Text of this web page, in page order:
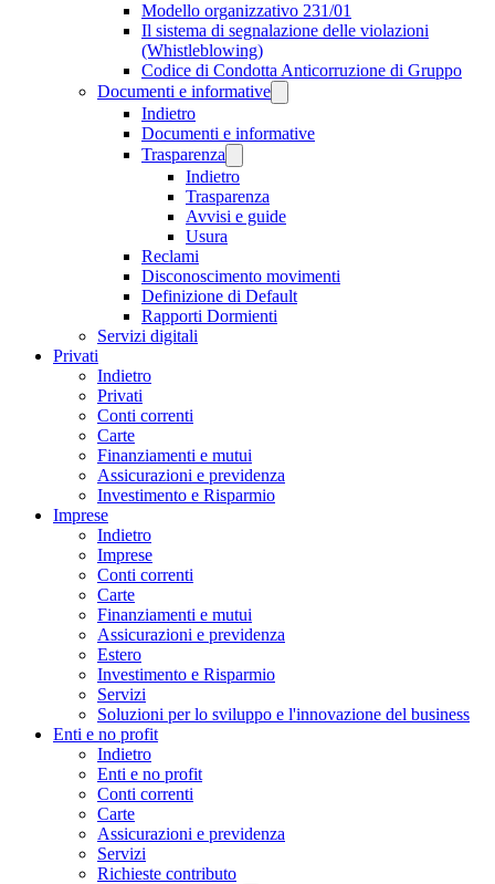
Modello organizzativo 231/01
Il sistema di segnalazione delle violazioni
(Whistleblowing)
Codice di Condotta Anticorruzione di Gruppo
Documenti e informative
Indietro
Documenti e informative
Trasparenza
Indietro
Trasparenza
Avvisi e guide
Usura
Reclami
Disconoscimento movimenti
Definizione di Default
Rapporti Dormienti
Servizi digitali
Privati
Indietro
Privati
Conti correnti
Carte
Finanziamenti e mutui
Assicurazioni e previdenza
Investimento e Risparmio
Imprese
Indietro
Imprese
Conti correnti
Carte
Finanziamenti e mutui
Assicurazioni e previdenza
Estero
Investimento e Risparmio
Servizi
Soluzioni per lo sviluppo e l'innovazione del business
Enti e no profit
Indietro
Enti e no profit
Conti correnti
Carte
Assicurazioni e previdenza
Servizi
Richieste contributo